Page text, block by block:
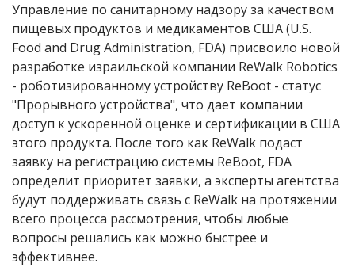
Управление по санитарному надзору за качеством
пищевых продуктов и медикаментов США (U.S.
Food and Drug Administration, FDA) присвоило новой
разработке израильской компании ReWalk Robotics
- роботизированному устройству ReBoot - статус
"Прорывного устройства", что дает компании
доступ к ускоренной оценке и сертификации в США
этого продукта. После того как ReWalk подаст
заявку на регистрацию системы ReBoot, FDA
определит приоритет заявки, а эксперты агентства
будут поддерживать связь с ReWalk на протяжении
всего процесса рассмотрения, чтобы любые
вопросы решались как можно быстрее и
эффективнее.